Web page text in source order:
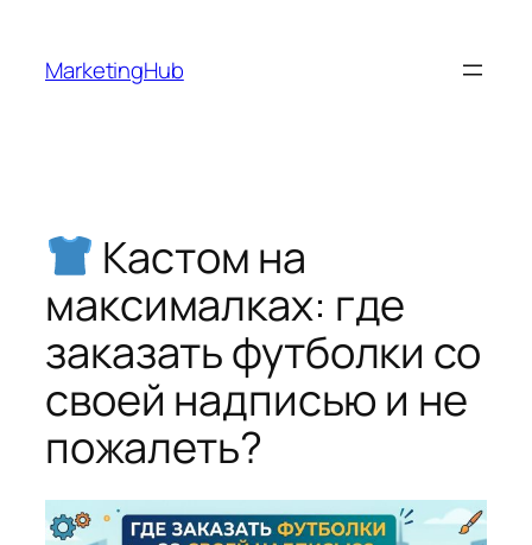
содержимому
MarketingHub
Кастом на
максималках: где
заказать футболки со
своей надписью и не
пожалеть?